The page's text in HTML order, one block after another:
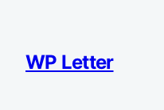
springen
WP Letter